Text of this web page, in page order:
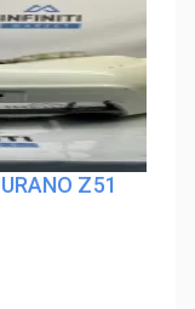
Z51